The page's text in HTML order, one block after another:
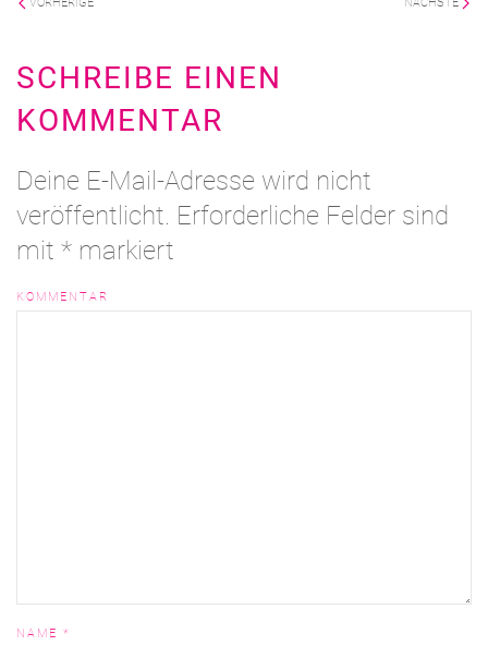
SCHREIBE EINEN
KOMMENTAR
Deine E-Mail-Adresse wird nicht
veröffentlicht. Erforderliche Felder sind
mit * markiert
KOMMENTAR
NAME *